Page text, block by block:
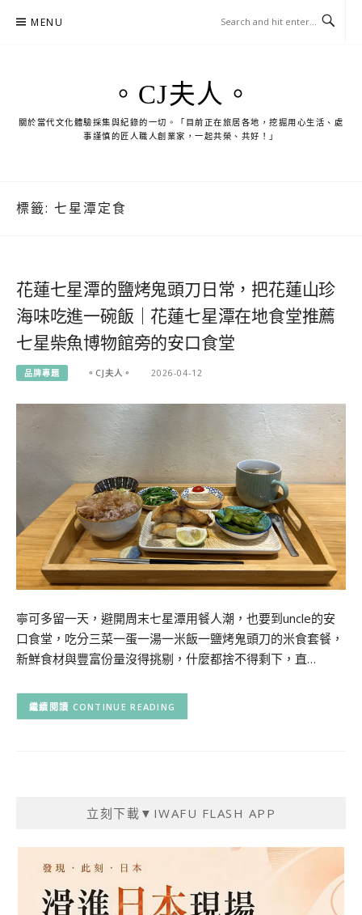
MENU
。CJ夫人。
關於當代文化體驗採集與紀錄的一切。「目前正在旅居各地，挖掘用心生活、處
事謹慎的匠人職人創業家，一起共榮、共好！」
標籤: 七星潭定食
花蓮七星潭的鹽烤鬼頭刀日常，把花蓮山珍
海味吃進一碗飯｜花蓮七星潭在地食堂推薦
七星柴魚博物館旁的安口食堂
品牌專題 。CJ夫人。 2026-04-12
寧可多留一天，避開周末七星潭用餐人潮，也要到uncle的安
口食堂，吃分三菜一蛋一湯一米飯一鹽烤鬼頭刀的米食套餐，
新鮮食材與豐富份量沒得挑剔，什麼都捨不得剩下，直…
CONTINUE READING
立刻下載▼IWAFU FLASH APP